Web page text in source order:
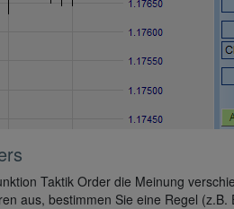
Taktik Order die Meinung
aus, bestimmen Sie eine Regel